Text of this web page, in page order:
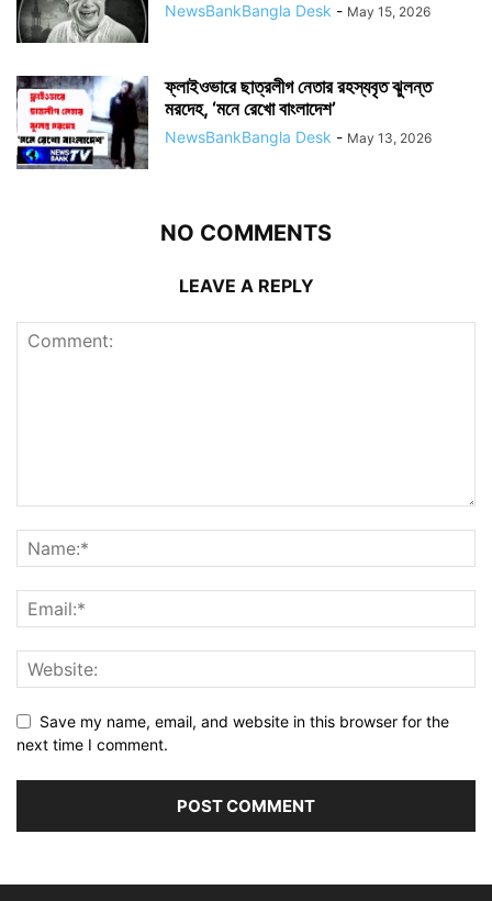
NewsBankBangla Desk - May 15, 2026
ফ্লাইওভারে ছাত্রলীগ নেতার রহস্যবৃত ঝুলন্ত
মরদেহ, ‘মনে রেখো বাংলাদেশ’
NewsBankBangla Desk - May 13, 2026
NO COMMENTS
LEAVE A REPLY
Save my name, email, and website in this browser for the
next time I comment.